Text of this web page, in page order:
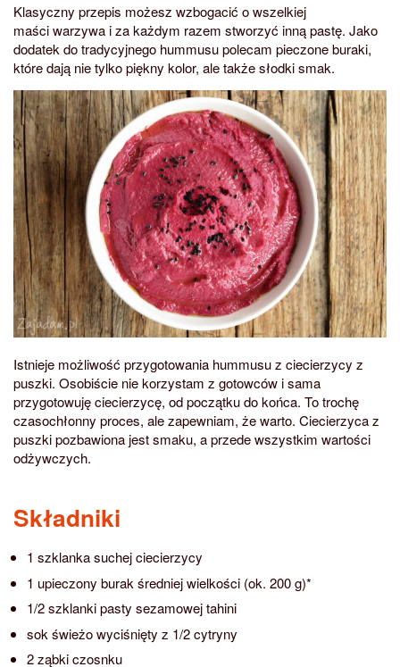
Klasyczny przepis możesz wzbogacić o wszelkiej
maści warzywa i za każdym razem stworzyć inną pastę. Jako
dodatek do tradycyjnego hummusu polecam pieczone buraki,
które dają nie tylko piękny kolor, ale także słodki smak.
Istnieje możliwość przygotowania hummusu z ciecierzycy z
puszki. Osobiście nie korzystam z gotowców i sama
przygotowuję ciecierzycę, od początku do końca. To trochę
czasochłonny proces, ale zapewniam, że warto. Ciecierzyca z
puszki pozbawiona jest smaku, a przede wszystkim wartości
odżywczych.
Składniki
1 szklanka suchej ciecierzycy
1 upieczony burak średniej wielkości (ok. 200 g)*
1/2 szklanki pasty sezamowej tahini
sok świeżo wyciśnięty z 1/2 cytryny
2 ząbki czosnku